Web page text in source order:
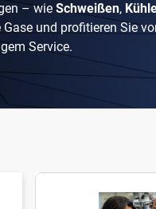
– wie Schweißen,
und profitieren Sie
Service.